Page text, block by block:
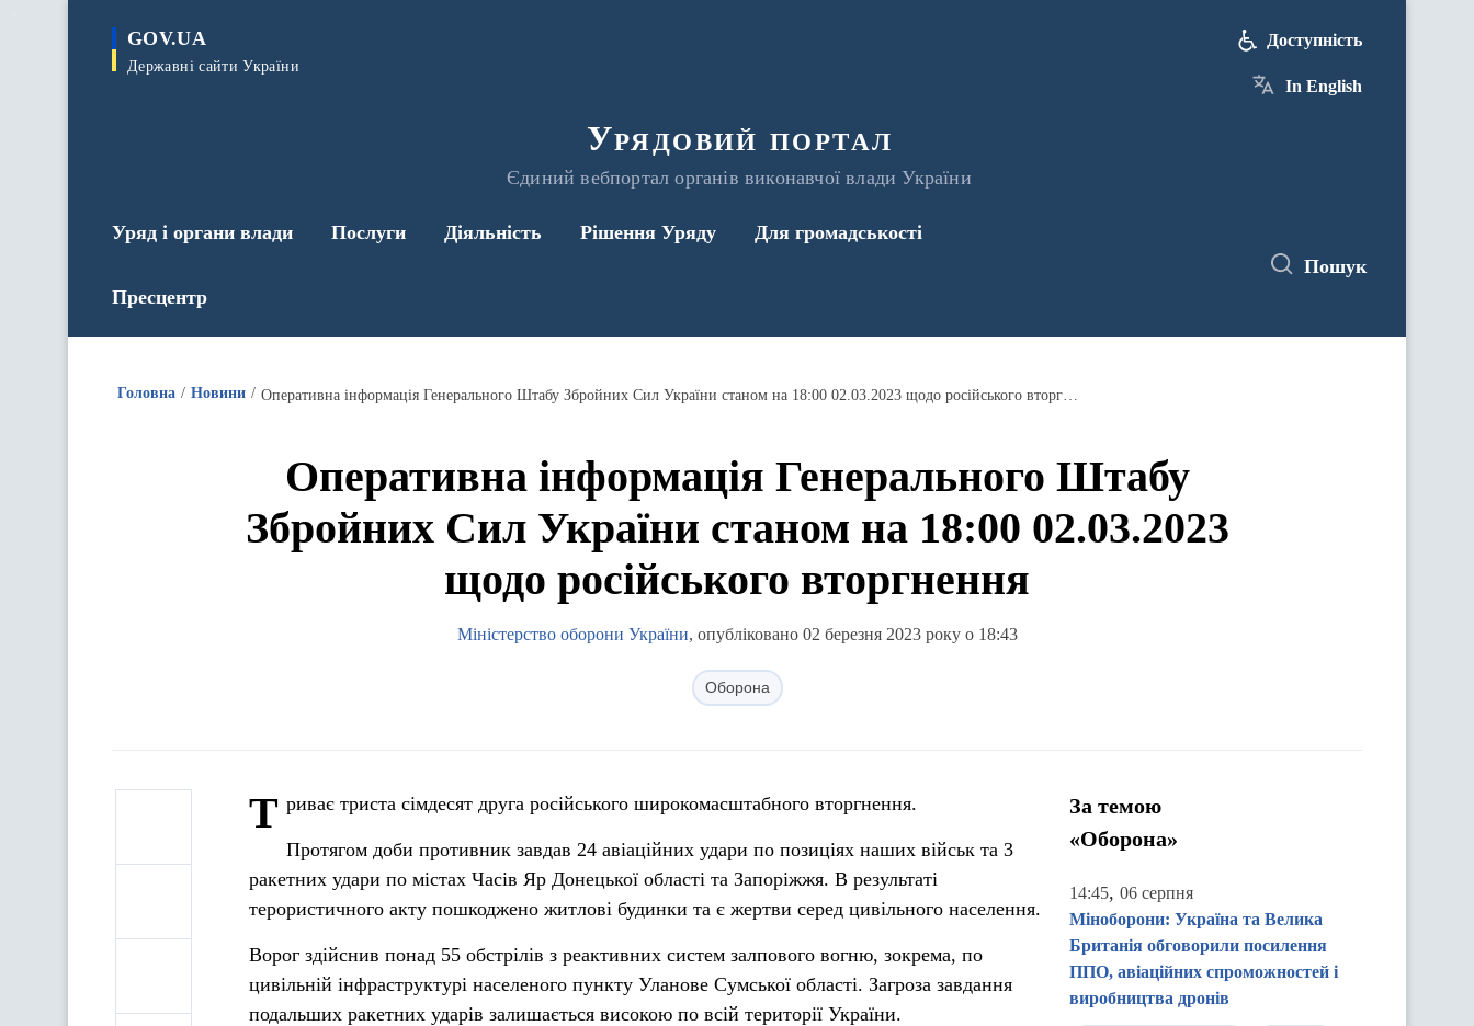
GOV.UA
Державні сайти України
Урядовий портал
Єдиний вебпортал органів виконавчої влади України
Доступність
In English
Уряд і органи влади Послуги Діяльність Рішення Уряду Для громадськості
Пресцентр
Пошук
Головна Новини Оперативна інформація Генерального Штабу Збройних Сил України станом на 18:00 02.03.2023 щодо російського вторгнення
Оперативна інформація Генерального Штабу
Збройних Сил України станом на 18:00 02.03.2023
щодо російського вторгнення
Міністерство оборони України, опубліковано 02 березня 2023 року о 18:43
Оборона
Т риває триста сімдесят друга російського широкомасштабного вторгнення.
Протягом доби противник завдав 24 авіаційних удари по позиціях наших військ та 3
ракетних удари по містах Часів Яр Донецької області та Запоріжжя. В результаті
терористичного акту пошкоджено житлові будинки та є жертви серед цивільного населення.
Ворог здійснив понад 55 обстрілів з реактивних систем залпового вогню, зокрема, по
цивільній інфраструктурі населеного пункту Уланове Сумської області. Загроза завдання
подальших ракетних ударів залишається високою по всій території України.
За темою
«Оборона»
14:45, 06 серпня
Міноборони: Україна та Велика
Британія обговорили посилення
ППО, авіаційних спроможностей і
виробництва дронів